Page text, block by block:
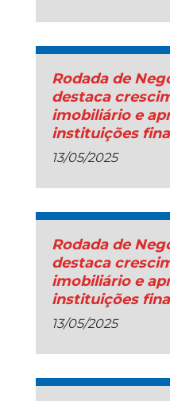
Rodada de
destaca
imobiliário e
instituições
13/05/2025
Rodada de
destaca
imobiliário e
instituições
13/05/2025